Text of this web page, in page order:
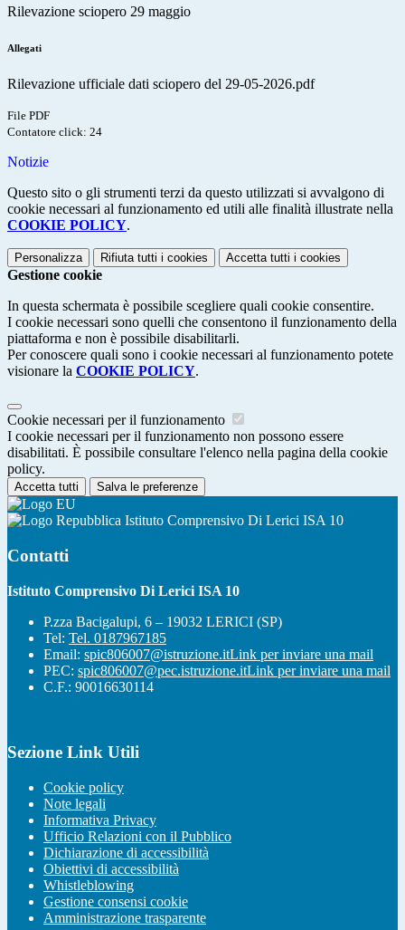
Rilevazione sciopero 29 maggio
Allegati
Rilevazione ufficiale dati sciopero del 29-05-2026.pdf
File PDF
Contatore click: 24
Notizie
Questo sito o gli strumenti terzi da questo utilizzati si avvalgono di
cookie necessari al funzionamento ed utili alle finalità illustrate nella
COOKIE POLICY.
Personalizza Rifiuta tutti i cookies Accetta tutti i cookies
Gestione cookie
In questa schermata è possibile scegliere quali cookie consentire.
I cookie necessari sono quelli che consentono il funzionamento della
piattaforma e non è possibile disabilitarli.
Per conoscere quali sono i cookie necessari al funzionamento potete
visionare la COOKIE POLICY.
Cookie necessari per il funzionamento
I cookie necessari per il funzionamento non possono essere
disabilitati. È possibile consultare l'elenco nella pagina della cookie
policy.
Accetta tutti Salva le preferenze
Istituto Comprensivo Di Lerici ISA 10
Contatti
Istituto Comprensivo Di Lerici ISA 10
P.zza Bacigalupi, 6 – 19032 LERICI (SP)
Tel: Tel. 0187967185
Email: spic806007@istruzione.itLink per inviare una mail
PEC: spic806007@pec.istruzione.itLink per inviare una mail
C.F.: 90016630114
Sezione Link Utili
Cookie policy
Note legali
Informativa Privacy
Ufficio Relazioni con il Pubblico
Dichiarazione di accessibilità
Obiettivi di accessibilità
Whistleblowing
Gestione consensi cookie
Amministrazione trasparente